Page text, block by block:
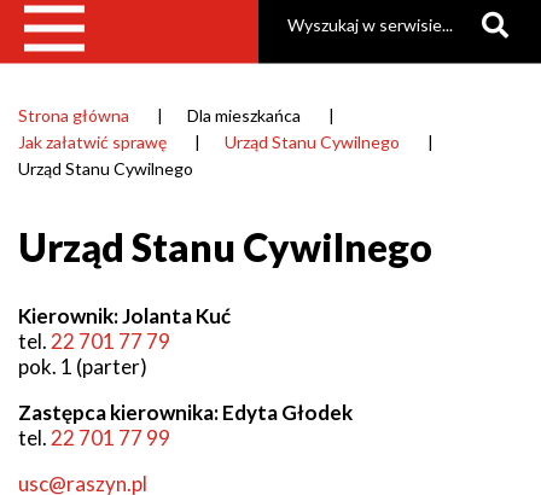
Ścieżka
nawigacyjna
Strona główna
Dla mieszkańca
Jak załatwić sprawę
Urząd Stanu Cywilnego
Urząd Stanu Cywilnego
Urząd Stanu Cywilnego
Kierownik: Jolanta Kuć
tel. 22 701 77 79
pok. 1 (parter)
Zastępca kierownika: Edyta Głodek
tel. 22 701 77 99
usc@raszyn.pl